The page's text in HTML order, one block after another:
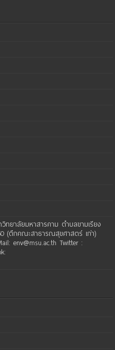
ยาลัยมหาสารคาม ตำบลขามเรียง
(ตึกคณะสาธารณสุขศาสตร์ เก่า)
env@msu.ac.th Twitter :